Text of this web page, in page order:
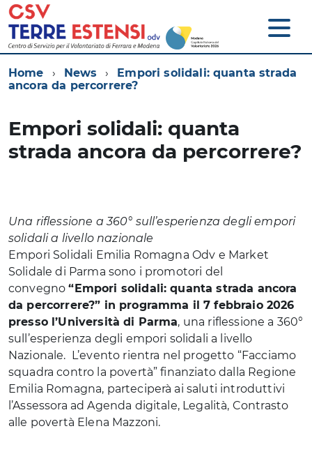
Home News
Empori solidali: quanta strada
ancora da percorrere?
Empori solidali: quanta
strada ancora da percorrere?
Una riflessione a 360° sull’esperienza degli empori
solidali a livello nazionale
Empori Solidali Emilia Romagna Odv e Market
Solidale di Parma sono i promotori del
convegno“Empori solidali: quanta strada ancora
da percorrere?” in programma il 7 febbraio 2026
presso l’Università di Parma, una riflessione a 360°
sull’esperienza degli empori solidali a livello
Nazionale. L’evento rientra nel progetto “Facciamo
squadra contro la povertà” finanziato dalla Regione
Emilia Romagna, parteciperà ai saluti introduttivi
l’Assessora ad Agenda digitale, Legalità, Contrasto
alle povertà Elena Mazzoni.